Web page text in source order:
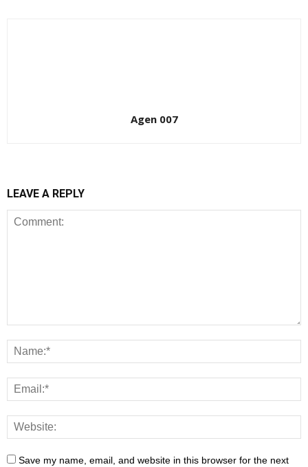
Agen 007
LEAVE A REPLY
Save my name, email, and website in this browser for the next